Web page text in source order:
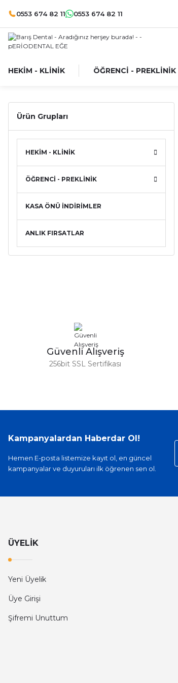
0553 674 82 11 0553 674 82 11
HEKİM - KLİNİK ÖĞRENCİ - PREKLİNİK
Ürün Grupları
HEKİM - KLİNİK
ÖĞRENCİ - PREKLİNİK
KASA ÖNÜ İNDİRİMLER
ANLIK FIRSATLAR
Güvenli Alışveriş
256bit SSL Sertifikası
Kampanyalardan Haberdar Ol!
Hemen E-posta listemize kayıt ol, en güncel
kampanyalar ve duyuruları ilk öğrenen sen ol.
ÜYELİK
Yeni Üyelik
Üye Girişi
Şifremi Unuttum